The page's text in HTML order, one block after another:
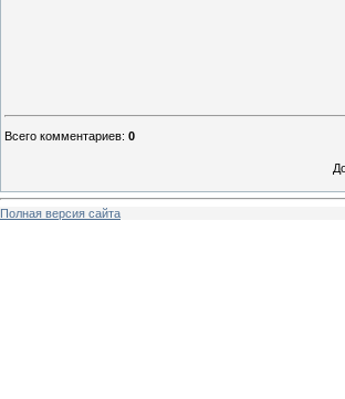
Всего комментариев: 0
Полная версия сайта